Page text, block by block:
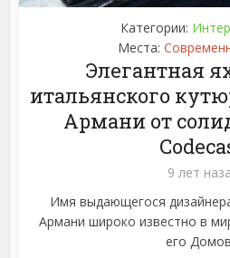
Категории:
Места:
Элегантная
итальянского
Армани от
9 лет
Имя выдающегося
Армани широко известно в
его